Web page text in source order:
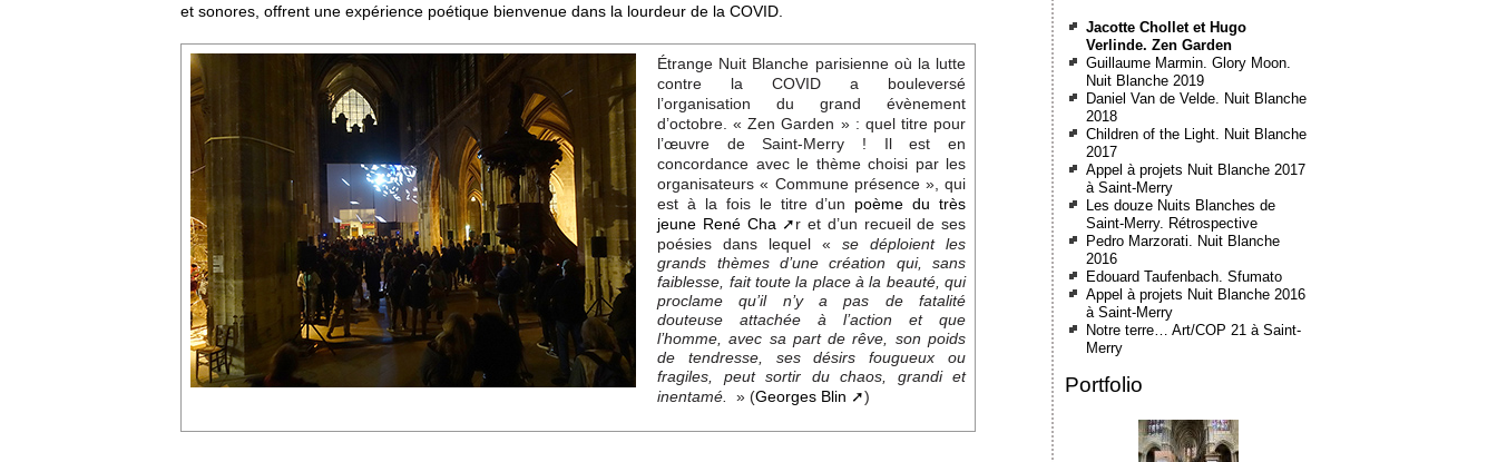
et sonores, offrent une expérience poétique bienvenue dans la lourdeur de la COVID.
Étrange Nuit Blanche parisienne où la lutte
contre la COVID a bouleversé
l’organisation du grand évènement
d’octobre. « Zen Garden » : quel titre pour
l’œuvre de Saint-Merry ! Il est en
concordance avec le thème choisi par les
organisateurs « Commune présence », qui
est à la fois le titre d’un poème du très
jeune René Cha
r et d’un recueil de ses
poésies dans lequel «se déploient les
grands thèmes d’une création qui, sans
faiblesse, fait toute la place à la beauté, qui
proclame qu’il n’y a pas de fatalité
douteuse attachée à l’action et que
l’homme, avec sa part de rêve, son poids
de tendresse, ses désirs fougueux ou
fragiles, peut sortir du chaos, grandi et
inentamé.
» (Georges Blin )
Jacotte Chollet et Hugo
Verlinde. Zen Garden
Guillaume Marmin. Glory Moon.
Nuit Blanche 2019
Daniel Van de Velde. Nuit Blanche
2018
Children of the Light. Nuit Blanche
2017
Appel à projets Nuit Blanche 2017
à Saint-Merry
Les douze Nuits Blanches de
Saint-Merry. Rétrospective
Pedro Marzorati. Nuit Blanche
2016
Edouard Taufenbach. Sfumato
Appel à projets Nuit Blanche 2016
à Saint-Merry
Notre terre… Art/COP 21 à Saint-
Merry
Portfolio